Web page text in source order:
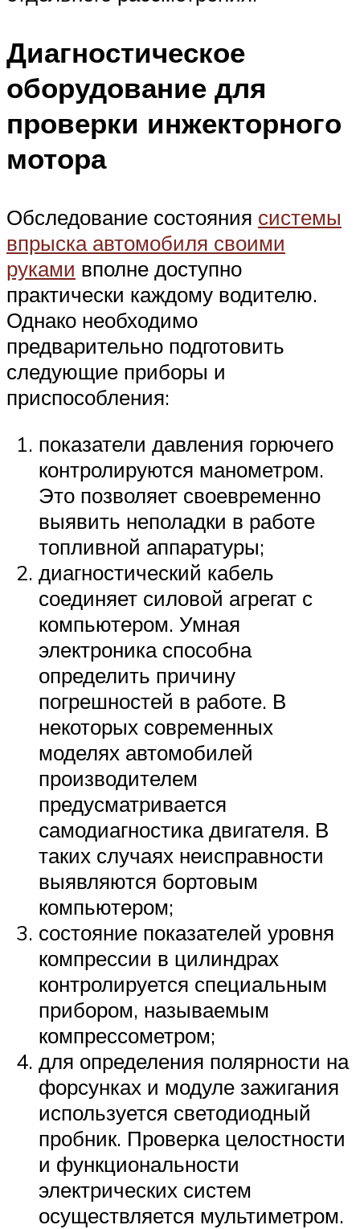
Диагностическое
оборудование для
проверки инжекторного
мотора
Обследование состояния системы
впрыска автомобиля своими
руками вполне доступно
практически каждому водителю.
Однако необходимо
предварительно подготовить
следующие приборы и
приспособления:
показатели давления горючего
контролируются манометром.
Это позволяет своевременно
выявить неполадки в работе
топливной аппаратуры;
диагностический кабель
соединяет силовой агрегат с
компьютером. Умная
электроника способна
определить причину
погрешностей в работе. В
некоторых современных
моделях автомобилей
производителем
предусматривается
самодиагностика двигателя. В
таких случаях неисправности
выявляются бортовым
компьютером;
состояние показателей уровня
компрессии в цилиндрах
контролируется специальным
прибором, называемым
компрессометром;
для определения полярности на
форсунках и модуле зажигания
используется светодиодный
пробник. Проверка целостности
и функциональности
электрических систем
осуществляется мультиметром.